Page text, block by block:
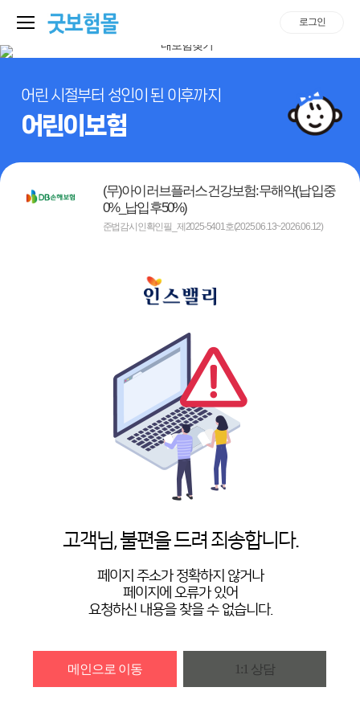
로그인
어린 시절부터 성인이 된 이후까지
어린이보험
(무)아이러브플러스건강보험:무해약(납입중
0%_납입후50%)
준법감시인확인필_제2025-5401호(2025.06.13~2026.06.12)
고객님, 불편을 드려 죄송합니다.
페이지 주소가 정확하지 않거나
페이지에 오류가 있어
요청하신 내용을 찾을 수 없습니다.
메인으로 이동 1:1 상담